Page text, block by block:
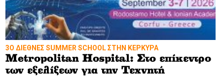
3Ο ΔΙΕΘΝΕΣ SUMMER SCHOOL ΣΤΗΝ ΚΕΡΚΥΡΑ
Metropolitan Hospital: Στο επίκεντρο
των εξελίξεων για την Τεχνητή